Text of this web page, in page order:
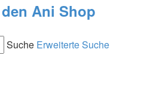
Ani Shop
Suche Erweiterte Suche